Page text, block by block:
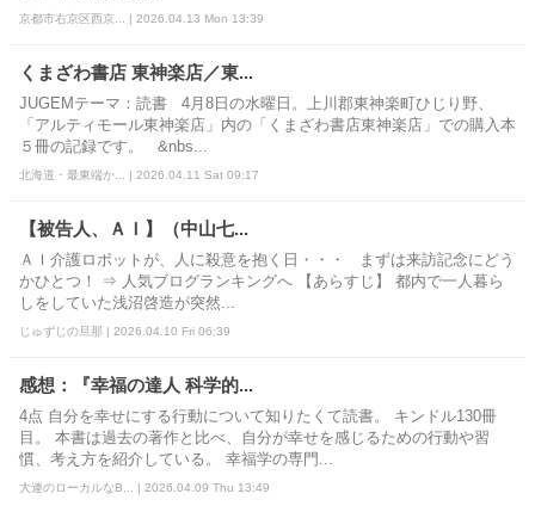
京都市右京区西京... | 2026.04.13 Mon 13:39
くまざわ書店 東神楽店／東...
JUGEMテーマ：読書 4月8日の水曜日。上川郡東神楽町ひじり野、
「アルティモール東神楽店」内の「くまざわ書店東神楽店」での購入本
５冊の記録です。 &nbs...
北海道・最東端か... | 2026.04.11 Sat 09:17
【被告人、ＡＩ】（中山七...
ＡＩ介護ロボットが、人に殺意を抱く日・・・ まずは来訪記念にどう
かひとつ！ ⇒ 人気ブログランキングへ 【あらすじ】 都内で一人暮ら
しをしていた浅沼啓造が突然...
じゅずじの旦那 | 2026.04.10 Fri 06:39
感想：『幸福の達人 科学的...
4点 自分を幸せにする行動について知りたくて読書。 キンドル130冊
目。 本書は過去の著作と比べ、自分が幸せを感じるための行動や習
慣、考え方を紹介している。 幸福学の専門...
大連のローカルなB... | 2026.04.09 Thu 13:49